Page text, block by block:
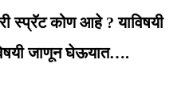
स्प्रॅट कोण आहे ? याविषयी
जाणून घेऊयात….